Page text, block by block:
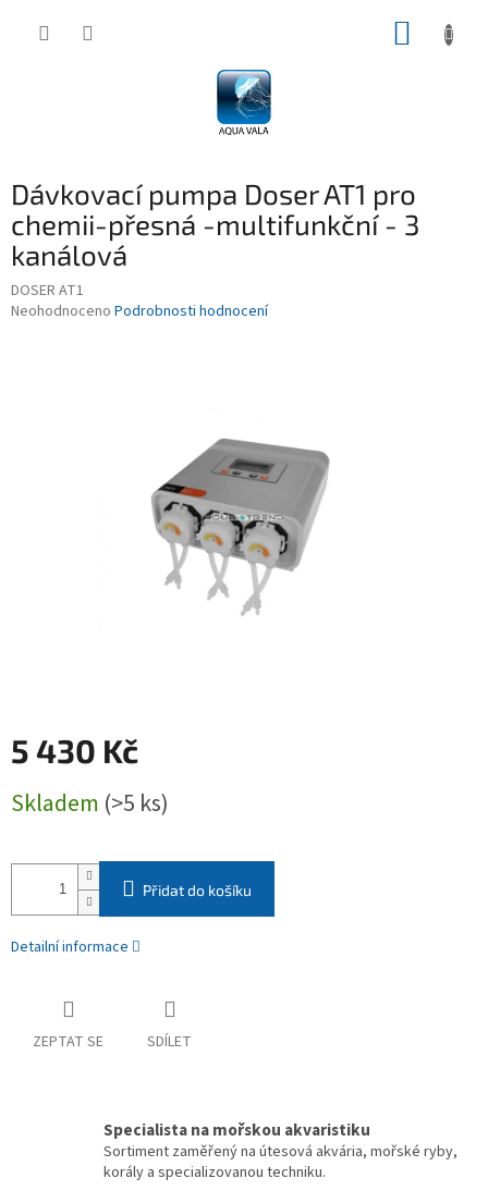
Dávkovací pumpa Doser AT1 pro
chemii-přesná -multifunkční - 3
kanálová
DOSER AT1
Průměrné
Neohodnoceno Podrobnosti hodnocení
5 430 Kč
cena:
Skladem (>5 ks)
Přidat do košíku
Detailní informace
ZEPTAT SE SDÍLET
Specialista na mořskou akvaristiku
Sortiment zaměřený na útesová akvária, mořské ryby,
korály a specializovanou techniku.